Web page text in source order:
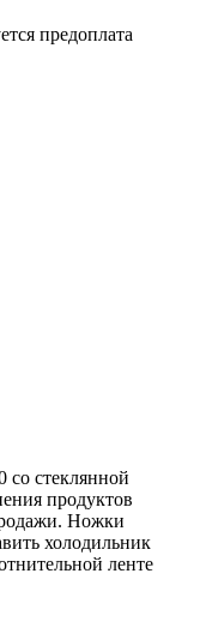
предоплата
стеклянной
продуктов
Ножки
холодильник
ленте